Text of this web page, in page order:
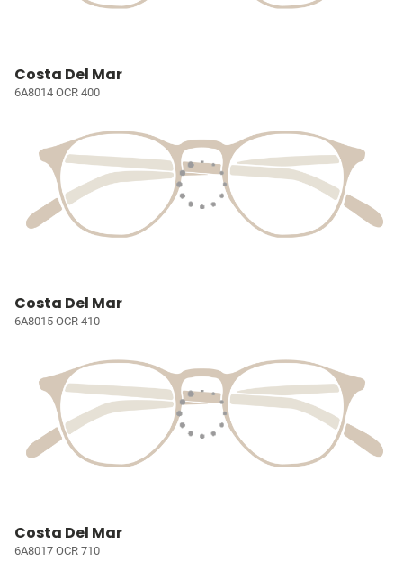
Costa Del Mar
6A8014 OCR 400
Costa Del Mar
6A8015 OCR 410
Costa Del Mar
6A8017 OCR 710